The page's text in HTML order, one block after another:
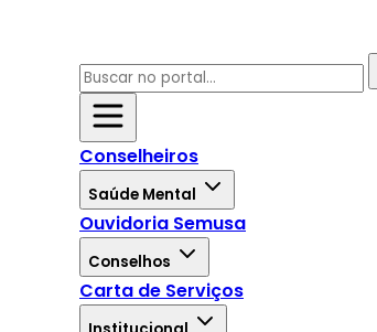
Conselheiros
Saúde Mental
Ouvidoria Semusa
Conselhos
Carta de Serviços